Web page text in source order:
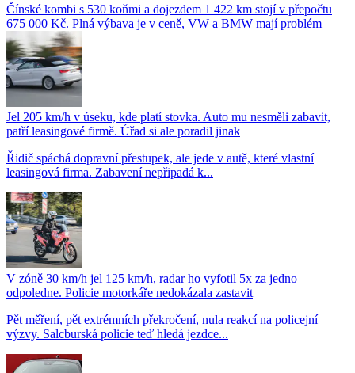
Čínské kombi s 530 koňmi a dojezdem 1 422 km stojí v přepočtu
675 000 Kč. Plná výbava je v ceně, VW a BMW mají problém
Jel 205 km/h v úseku, kde platí stovka. Auto mu nesměli zabavit,
patří leasingové firmě. Úřad si ale poradil jinak
Řidič spáchá dopravní přestupek, ale jede v autě, které vlastní
leasingová firma. Zabavení nepřipadá k...
V zóně 30 km/h jel 125 km/h, radar ho vyfotil 5x za jedno
odpoledne. Policie motorkáře nedokázala zastavit
Pět měření, pět extrémních překročení, nula reakcí na policejní
výzvy. Salcburská policie teď hledá jezdce...